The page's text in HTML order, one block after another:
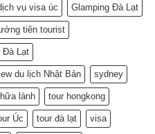
vụ visa úc Glamping Đà Lạt
tiên tourist
Đà Lạt
du lịch Nhật Bản sydney
lành tour hongkong
Úc tour đà lạt visa